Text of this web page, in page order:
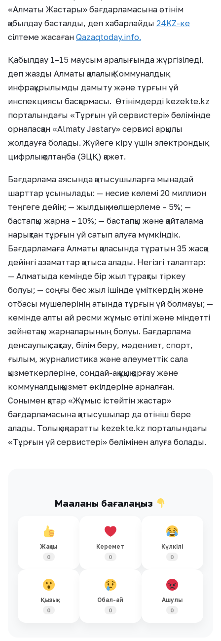
«Алматы Жастары» бағдарламасына өтінім
қабылдау басталды, деп хабарлайды 24KZ-ке
сілтеме жасаған Qazaqtoday.info.
Қабылдау 1–15 маусым аралығында жүргізіледі,
деп жазды Алматы қалалық Коммуналдық
инфрақұрылымды дамыту және тұрғын үй
инспекциясы басқармасы. Өтінімдерді kezekte.kz
порталындағы «Тұрғын үй сервистері» бөлімінде
орналасқан «Almaty Jastary» сервисі арқылы
жолдауға болады. Жүйеге кіру үшін электрондық
цифрлық қолтаңба (ЭЦҚ) қажет.
Бағдарлама аясында қатысушыларға мынадай
шарттар ұсынылады: — несие көлемі 20 миллион
теңгеге дейін; — жылдық мөлшерлеме – 5%; —
бастапқы жарна – 10%; — бастапқы және қайталама
нарықтан тұрғын үй сатып алуға мүмкіндік.
Бағдарламаға Алматы қаласында тұратын 35 жасқа
дейінгі азаматтар қатыса алады. Негізгі талаптар:
— Алматыда кемінде бір жыл тұрақты тіркеу
болуы; — соңғы бес жыл ішінде үміткердің және
отбасы мүшелерінің атында тұрғын үй болмауы; —
кемінде алты ай ресми жұмыс өтілі және міндетті
зейнетақы жарналарының болуы. Бағдарлама
денсаулық сақтау, білім беру, мәдениет, спорт,
ғылым, журналистика және әлеуметтік сала
қызметкерлеріне, сондай-ақ құқық қорғау және
коммуналдық қызмет өкілдеріне арналған.
Сонымен қатар «Жұмыс істейтін жастар»
бағдарламасына қатысушылар да өтініш бере
алады. Толық ақпаратты kezekte.kz порталындағы
«Тұрғын үй сервистері» бөлімінен алуға болады.
Мақаланы бағалаңыз
Жақсы
0
Керемет
0
Күлкілі
0
Қызық
0
Обал-ай
0
Ашулы
0